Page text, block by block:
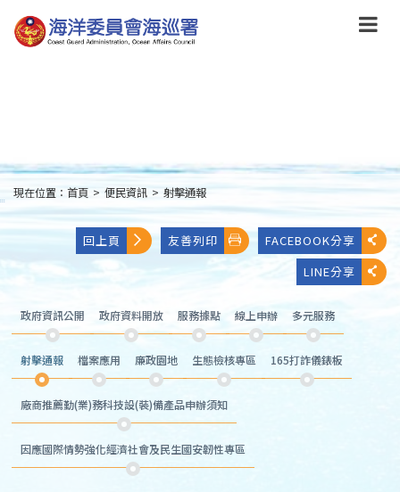
到
主
:::
現在位置： 首頁 > 便民資訊 > 射擊通報
回上頁 友善列印
FACEBOOK分享
LINE分享
政府資訊公開 政府資料開放 服務據點 線上申辦 多元服務
射擊通報 檔案應用 廉政園地 生態檢核專區 165打詐儀錶板
廠商推薦勤(業)務科技設(裝)備產品申辦須知
因應國際情勢強化經濟社會及民生國安韌性專區